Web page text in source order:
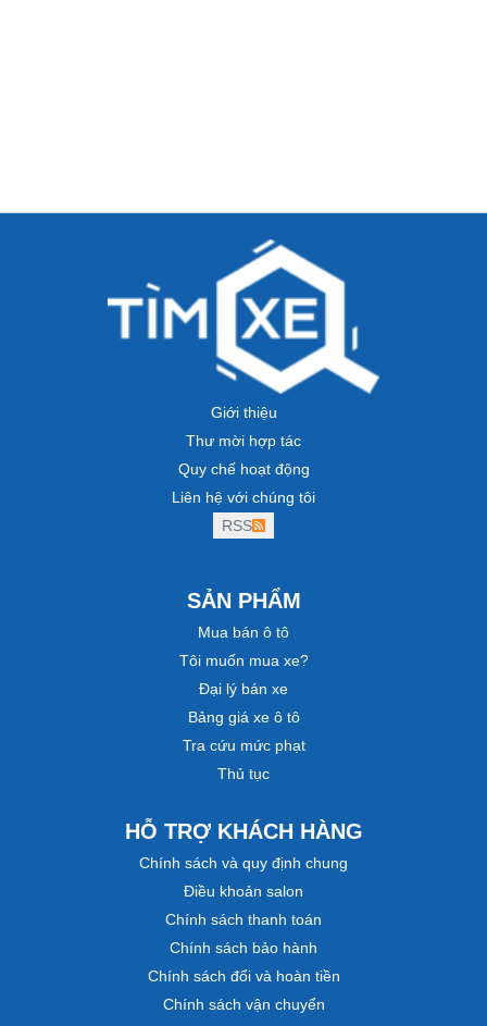
Giới thiệu
Thư mời hợp tác
Quy chế hoạt động
Liên hệ với chúng tôi
RSS
SẢN PHẨM
Mua bán ô tô
Tôi muốn mua xe?
Đại lý bán xe
Bảng giá xe ô tô
Tra cứu mức phạt
Thủ tục
HỖ TRỢ KHÁCH HÀNG
Chính sách và quy định chung
Điều khoản salon
Chính sách thanh toán
Chính sách bảo hành
Chính sách đổi và hoàn tiền
Chính sách vận chuyển